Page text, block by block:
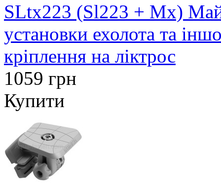
SLtx223 (Sl223 + Mx)
установки ехолота та
кріплення на ліктрос
1059 грн
Купити